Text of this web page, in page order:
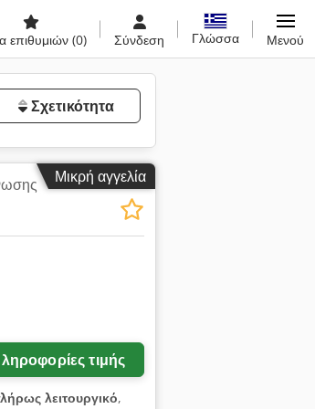
επιθυμιών (0) Σύνδεση Γλώσσα Μενού
Σχετικότητα
Μικρή αγγελία
τιμής
λειτουργικό,